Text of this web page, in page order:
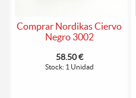
Comprar Nordikas Ciervo
Negro 3002
58.50 €
Stock: 1 Unidad